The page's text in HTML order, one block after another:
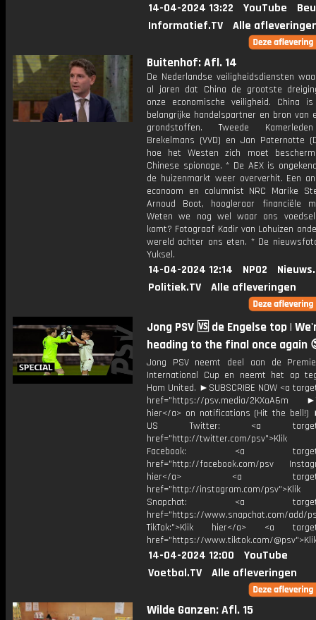
14-04-2024 13:22 YouTube
Informatief.TV
Alle
Buitenhof: Afl. 14
De Nederlandse veiligheidsdiensten
al jaren dat China de grootste
onze economische veiligheid. China
belangrijke handelspartner en bron van
grondstoffen. Tweede
Brekelmans (VVD) en Jan Paternotte
hoe het Westen zich moet
Chinese spionage. * De AEX is
de huizenmarkt weer oververhit. Een
econoom en columnist NRC Marike
Arnoud Boot, hoogleraar financiële
Weten we nog wel waar ons voedsel
komt? Fotograaf Kadir van Lohuizen
wereld achter ons eten. * De
Yuksel.
14-04-2024 12:14 NPO2
Politiek.TV
Alle afleveringen
Jong PSV 🆚 de Engelse top |
heading to the final once again
Jong PSV neemt deel aan de
International Cup en neemt het op
Ham United. ►SUBSCRIBE NOW <a
href="https://psv.media/2KXaA6m
hier</a> on notifications (Hit the bell!)
US Twitter: <a
href="http://twitter.com/psv">Klik
Facebook: <a
href="http://facebook.com/psv
hier</a> <a
href="http://instagram.com/
Snapchat: <a
href="https://www.snapchat.com/add/
TikTok:">Klik hier</a> <a
href="https://www.tiktok.com/
14-04-2024 12:00
YouTube
Voetbal.TV
Alle afleveringen
Wilde Ganzen: Afl. 15